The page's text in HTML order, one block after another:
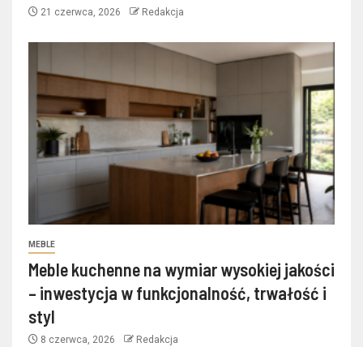
21 czerwca, 2026 Redakcja
MEBLE
Meble kuchenne na wymiar wysokiej jakości
– inwestycja w funkcjonalność, trwałość i
styl
8 czerwca, 2026 Redakcja